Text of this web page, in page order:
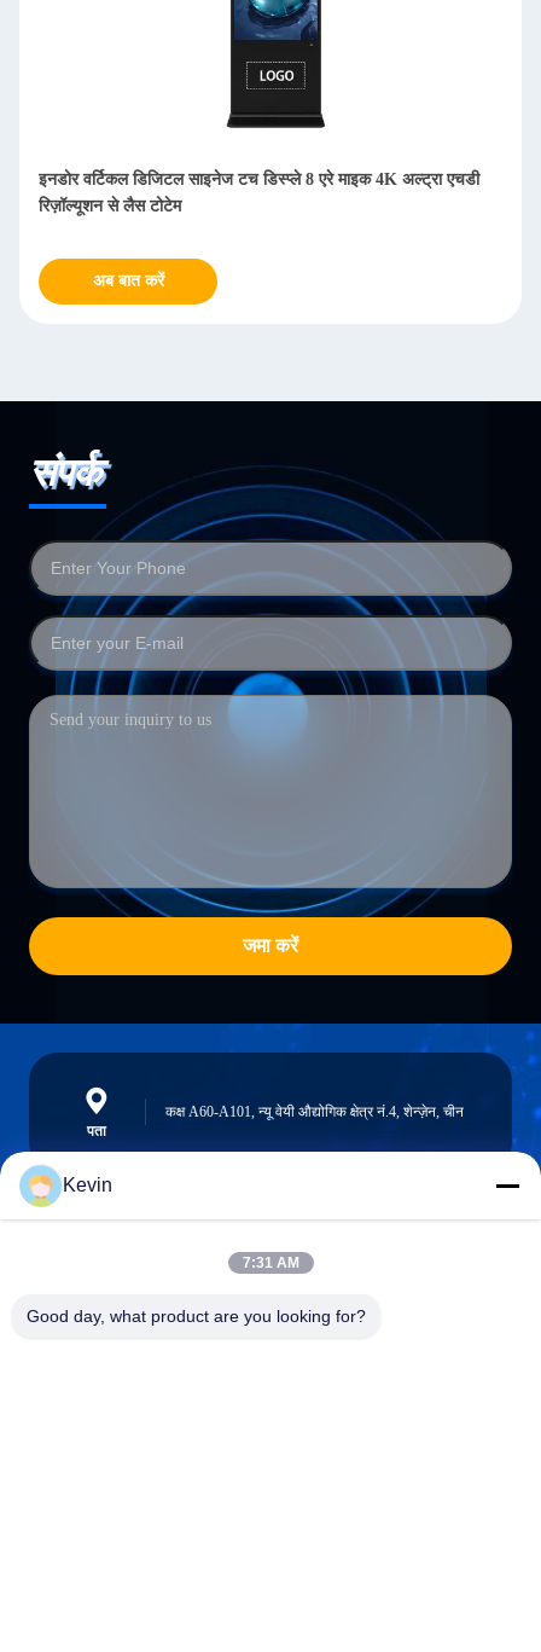
75" 43" 55 इंच एलसीडी डिस्प्ले साइनेज इनडोर टोटेम कियोस्क पेन / फिंगर
टच
अब बात करें
संपर्क
जमा करें
पता
कक्ष A60-A101, न्यू वेयी औद्योगिक क्षेत्र नं.4, शेन्ज़ेन, चीन
info@seethrulcd.com
Kevin
7:31 AM
Good day, what product are you looking for?